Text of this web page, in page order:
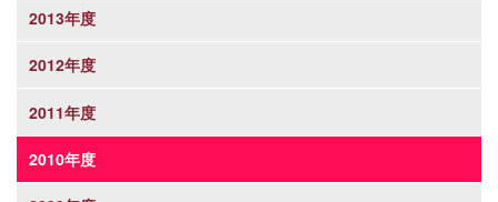
2013年度
2012年度
2011年度
2010年度